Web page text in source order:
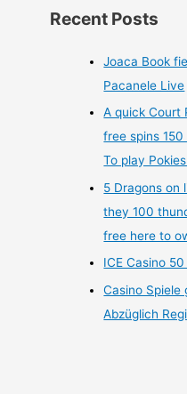
Recent Posts
Joaca Book
Pacanele Live
A quick Court
free spins
To play
5 Dragons on
they 100
free here to
ICE Casino
Casino Spiele
Abzüglich